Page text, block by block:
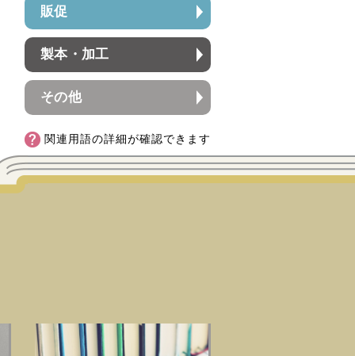
販促
製本・加工
その他
関連用語の詳細が確認できます